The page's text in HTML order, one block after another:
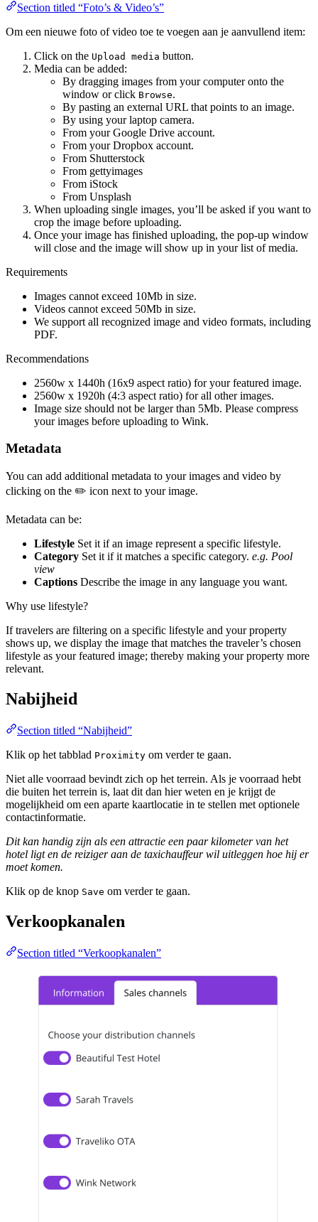
Section titled “Foto’s & Video’s”
Om een nieuwe foto of video toe te voegen aan je aanvullend item:
Click on the Upload media button.
Media can be added:
By dragging images from your computer onto the
window or click Browse.
By pasting an external URL that points to an image.
By using your laptop camera.
From your Google Drive account.
From your Dropbox account.
From Shutterstock
From gettyimages
From iStock
From Unsplash
When uploading single images, you’ll be asked if you want to
crop the image before uploading.
Once your image has finished uploading, the pop-up window
will close and the image will show up in your list of media.
Requirements
Images cannot exceed 10Mb in size.
Videos cannot exceed 50Mb in size.
We support all recognized image and video formats, including
PDF.
Recommendations
2560w x 1440h (16x9 aspect ratio) for your featured image.
2560w x 1920h (4:3 aspect ratio) for all other images.
Image size should not be larger than 5Mb. Please compress
your images before uploading to Wink.
Metadata
You can add additional metadata to your images and video by
clicking on the ✏️ icon next to your image.
Metadata can be:
Lifestyle Set it if an image represent a specific lifestyle.
Category Set it if it matches a specific category. e.g. Pool
view
Captions Describe the image in any language you want.
Why use lifestyle?
If travelers are filtering on a specific lifestyle and your property
shows up, we display the image that matches the traveler’s chosen
lifestyle as your featured image; thereby making your property more
relevant.
Nabijheid
Section titled “Nabijheid”
Klik op het tabblad Proximity om verder te gaan.
Niet alle voorraad bevindt zich op het terrein. Als je voorraad hebt
die buiten het terrein is, laat dit dan hier weten en je krijgt de
mogelijkheid om een aparte kaartlocatie in te stellen met optionele
contactinformatie.
Dit kan handig zijn als een attractie een paar kilometer van het
hotel ligt en de reiziger aan de taxichauffeur wil uitleggen hoe hij er
moet komen.
Klik op de knop Save om verder te gaan.
Verkoopkanalen
Section titled “Verkoopkanalen”